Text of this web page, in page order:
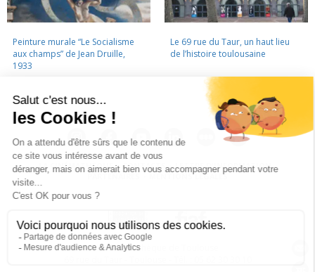
Peinture murale “Le Socialisme
aux champs” de Jean Druille,
1933
Le 69 rue du Taur, un haut lieu
de l’histoire toulousaine
LA CINÉMATHÈQUE · CONTACTS · LETTRE D'INFORMATION ·
MENTIONS LÉGALES
La Cinémathèque de Toulouse